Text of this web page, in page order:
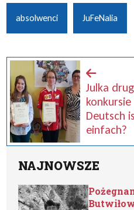
absolwenci JuFeNalia
Julka
konkursie
Deutsch
einfach?
NAJNOWSZE